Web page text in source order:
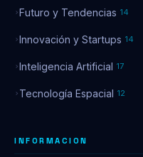
Futuro y Tendencias 14
Innovación y Startups 14
Inteligencia Artificial 17
Tecnología Espacial 12
INFORMACION